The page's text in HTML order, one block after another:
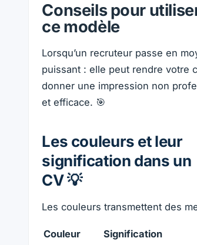
Conseils pour
ce modèle
Lorsqu’un recruteur passe en
puissant : elle peut rendre votre
donner une impression non
et efficace. 🎯
Les couleurs et leur
signification dans un
CV 💡
Les couleurs transmettent des
Couleur Signification